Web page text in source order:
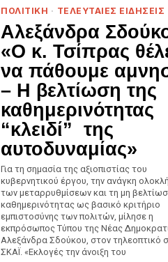
ΠΟΛΙΤΙΚΗ · ΤΕΛΕΥΤΑΙΕΣ ΕΙΔΗΣΕΙΣ
Αλεξάνδρα
«Ο κ. Τσίπρας
να πάθουμε
– Η βελτίωση της
καθημερινότητας
“κλειδί” της
αυτοδυναμίας»
Για τη σημασία της αξιοπιστίας του
κυβερνητικού έργου, την ανάγκη
των μεταρρυθμίσεων και τη μη
καθημερινότητας ως βασικό κριτήριο
εμπιστοσύνης των πολιτών, μίλησε η
εκπρόσωπος Τύπου της Νέας
Αλεξάνδρα Σδούκου, στον τηλεοπτικό
ΣΚΑΪ. «Εκλογές την άνοιξη του